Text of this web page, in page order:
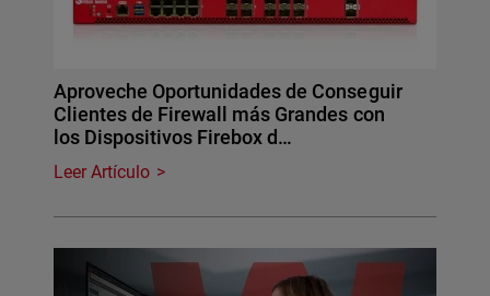
Aproveche Oportunidades de Conseguir
Clientes de Firewall más Grandes con
los Dispositivos Firebox d…
Leer Artículo